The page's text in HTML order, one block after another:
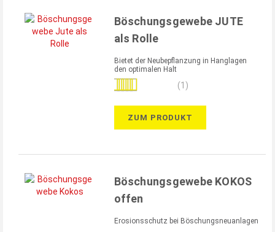
Böschungsgewebe JUTE
als Rolle
Bietet der Neubepflanzung in Hanglagen
den optimalen Halt
Bewertung:
(1)
ZUM PRODUKT
Böschungsgewebe KOKOS
offen
Erosionsschutz bei Böschungsneuanlagen